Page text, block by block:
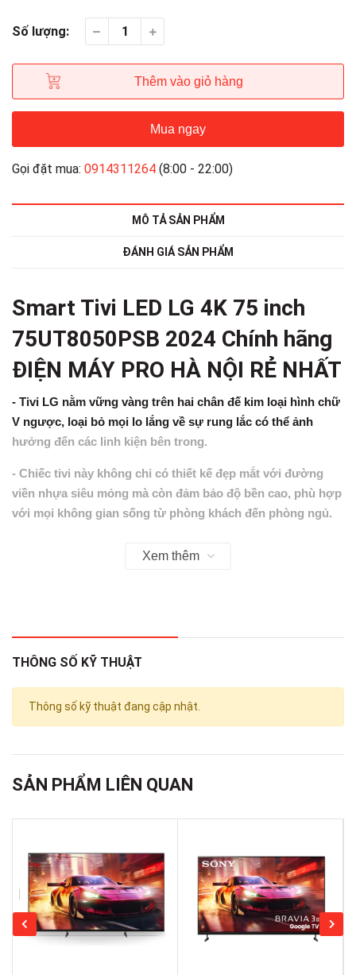
Số lượng:
Thêm vào giỏ hàng
Mua ngay
Gọi đặt mua: 0914311264 (8:00 - 22:00)
MÔ TẢ SẢN PHẨM
ĐÁNH GIÁ SẢN PHẨM
Smart Tivi LED LG 4K 75 inch
75UT8050PSB 2024 Chính hãng
ĐIỆN MÁY PRO HÀ NỘI RẺ NHẤT
- Tivi LG nằm vững vàng trên hai chân đế kim loại hình chữ
V ngược, loại bỏ mọi lo lắng về sự rung lắc có thể ảnh
hưởng đến các linh kiện bên trong.
- Chiếc tivi này không chỉ có thiết kế đẹp mắt với đường
viền nhựa siêu mỏng mà còn đảm bảo độ bền cao, phù hợp
với mọi không gian sống từ phòng khách đến phòng ngủ.
những ai yêu thích xem phim bom tấn với nhiều phân cảnh
Công nghệ hình ảnh
- Công nghệ 4K AI Upscaling mang lại độ phân giải gần
mức 4K cho mọi hình ảnh mà không làm mất đi bất kỳ chi
tiết nào nhờ vào sức mạnh xử lý của AI.
Xem thêm
THÔNG SỐ KỸ THUẬT
Thông số kỹ thuật đang cập nhật.
SẢN PHẨM LIÊN QUAN